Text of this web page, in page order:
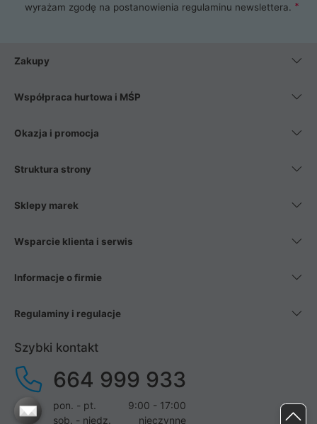
wyrażam zgodę na postanowienia regulaminu newslettera.
Zakupy
Współpraca hurtowa i MŚP
Okazja i promocja
Struktura strony
Sklepy marek
Wsparcie klienta i serwis
Informacje o firmie
Regulaminy i regulacje
Szybki kontakt
664 999 933
pon. - pt.
9:00 - 17:00
sob. - niedz.
nieczynne